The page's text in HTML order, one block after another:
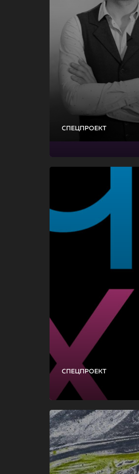
СПЕЦПРОЕКТ
СПЕЦПРОЕКТ